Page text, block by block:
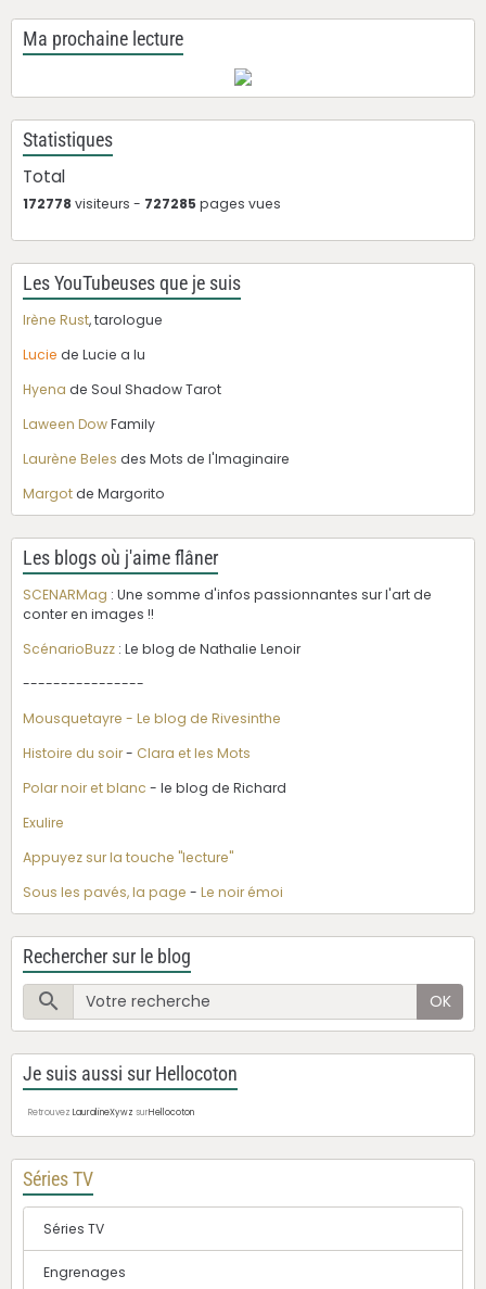
Ma prochaine lecture
Statistiques
Total
172778 visiteurs - 727285 pages vues
Les YouTubeuses que je suis
Irène Rust, tarologue
Lucie de Lucie a lu
Hyena de Soul Shadow Tarot
Laween DowFamily
Laurène Beles des Mots de l'Imaginaire
Margotde Margorito
Les blogs où j'aime flâner
SCENARMag : Une somme d'infos passionnantes sur l'art de
conter en images !!
ScénarioBuzz : Le blog de Nathalie Lenoir
----------------
Mousquetayre - Le blog de Rivesinthe
Histoire du soir- Clara et les Mots
Polar noir et blanc - le blog de Richard
Exulire
Appuyez sur la touche "lecture"
Sous les pavés, la page - Le noir émoi
Rechercher sur le blog
OK
Je suis aussi sur Hellocoton
Retrouvez LauralineXywz surHellocoton
Séries TV
Séries TV
Engrenages